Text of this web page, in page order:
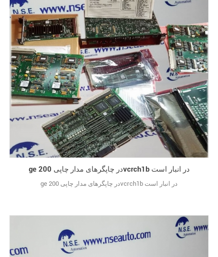
ge در چاپگرهای مدار چاپی 200vcrch1b در انبار است
ge در چاپگرهای مدار چاپی 200vcrch1b در انبار است